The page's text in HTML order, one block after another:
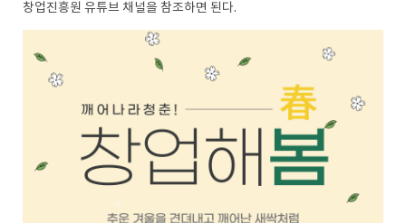
창업진흥원 유튜브 채널을 참조하면 된다.